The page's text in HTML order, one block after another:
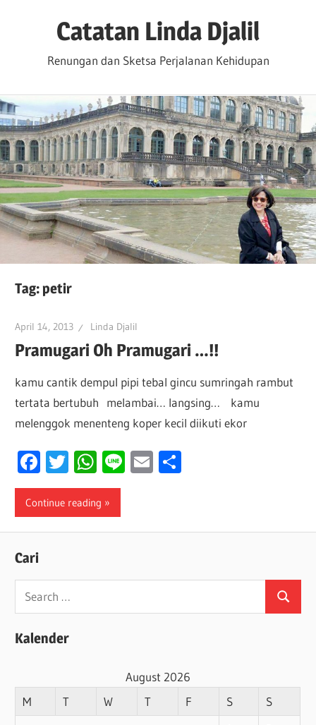
Catatan Linda Djalil
Renungan dan Sketsa Perjalanan Kehidupan
Tag:petir
April 14, 2013 Linda Djalil
Pramugari Oh Pramugari …!!
kamu cantik dempul pipi tebal gincu sumringah rambut
tertata bertubuh melambai… langsing… kamu
melenggok menenteng koper kecil diikuti ekor
Facebook
Twitter
WhatsApp
LineEmail
Continue reading
Cari
Search
for:
Search
Kalender
August 2026
M
T W T F S
S